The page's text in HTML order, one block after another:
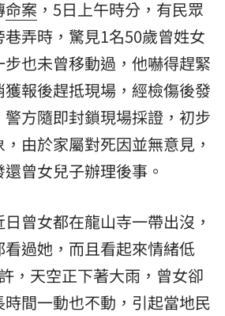
命案 ，5日上午時分，有民眾
巷弄時，驚見1名50歲曾姓女
也未曾移動過，他嚇得趕緊
報後趕抵現場，經檢傷後發
方隨即封鎖現場採證，初步
由於家屬對死因並無意見，
還曾女兒子辦理後事。
曾女都在龍山寺一帶出沒，
過她，而且看起來情緒低
，天空正下著大雨，曾女卻
間一動也不動，引起當地民